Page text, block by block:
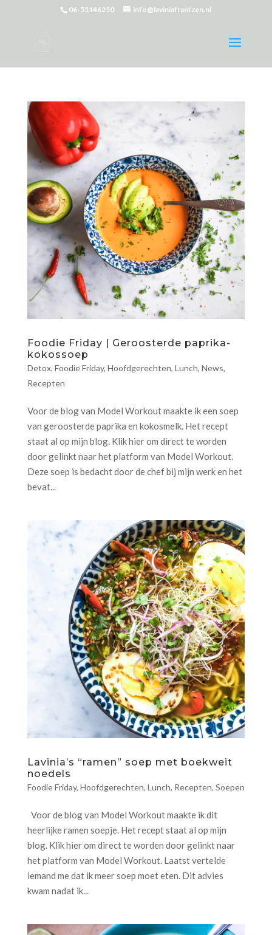
06-55146250 info@laviniafrantzen.nl
Foodie Friday | Geroosterde paprika-
kokossoep
Detox, Foodie Friday, Hoofdgerechten, Lunch, News,
Recepten
Voor de blog van Model Workout maakte ik een soep
van geroosterde paprika en kokosmelk. Het recept
staat al op mijn blog. Klik hier om direct te worden
door gelinkt naar het platform van Model Workout.
Deze soep is bedacht door de chef bij mijn werk en het
bevat...
Lavinia’s “ramen” soep met boekweit
noedels
Foodie Friday, Hoofdgerechten, Lunch, Recepten, Soepen
Voor de blog van Model Workout maakte ik dit
heerlijke ramen soepje. Het recept staat al op mijn
blog. Klik hier om direct te worden door gelinkt naar
het platform van Model Workout. Laatst vertelde
iemand me dat ik meer soep moet eten. Dit advies
kwam nadat ik...